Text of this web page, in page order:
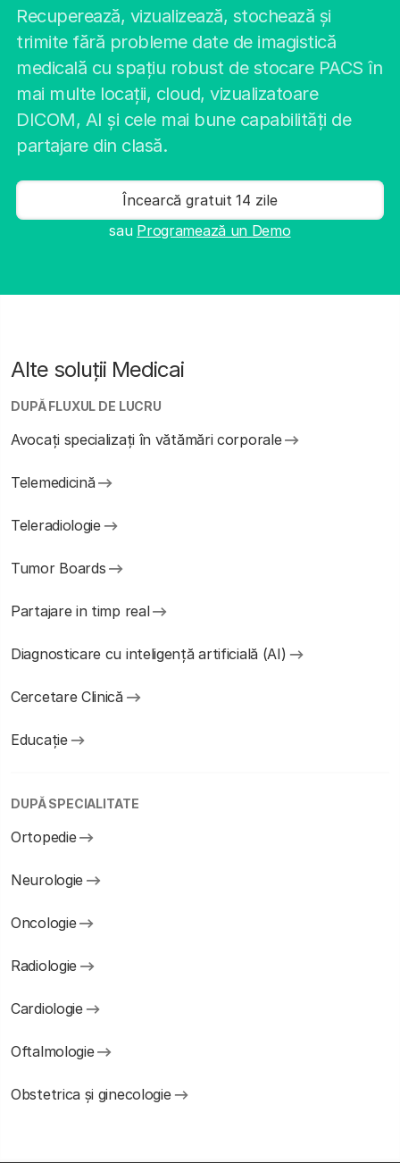
Recuperează, vizualizează, stochează și
trimite fără probleme date de imagistică
medicală cu spațiu robust de stocare PACS în
mai multe locații, cloud, vizualizatoare
DICOM, AI și cele mai bune capabilități de
partajare din clasă.
Încearcă gratuit 14 zile
sau Programează un Demo
Alte soluții Medicai
DUPĂ FLUXUL DE LUCRU
Avocați specializați în vătămări corporale
Telemedicină
Teleradiologie
Tumor Boards
Partajare in timp real
Diagnosticare cu inteligență artificială (AI)
Cercetare Clinică
Educație
DUPĂ SPECIALITATE
Ortopedie
Neurologie
Oncologie
Radiologie
Cardiologie
Oftalmologie
Obstetrica și ginecologie